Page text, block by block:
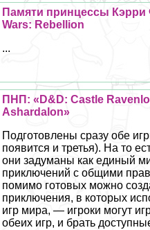
Памяти принцессы
Wars: Rebellion
...
ПНП: «D&D: Castle
Ashardalon»
Подготовлены сразу обе
появится и третья). На то
они задуманы как единый
приключений с общими
помимо готовых можно
приключения, в которых
игр мира, — игроки могут
обеих игр, и брать